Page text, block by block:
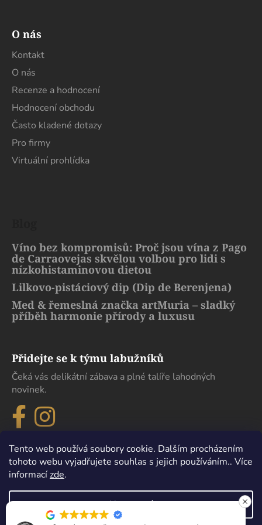
Tento web používá soubory cookie. Dalším procházením
tohoto webu vyjadřujete souhlas s jejich používáním.. Více
informacízde.
Nastavení
O nás
Kontakt
O nás
Recenze a hodnocení
Hodnocení obchodu
Často kladené dotazy
Pro firmy
Virtuální prohlídka
Víno bez kompromisů: Proč jsou vína z Pago
de Carraovejas skvělou volbou pro lidi s
nízkohistaminovou dietou
Lilkovo-pistáciový dip (Dip de Berenjena)
Med & řemeslná značka artMuria – sladký
příběh harmonie přírody a luxusu
Přidejte se k týmu labužníků
Čeká vás delikátní zábava a plné talíře lahodných
novinek.